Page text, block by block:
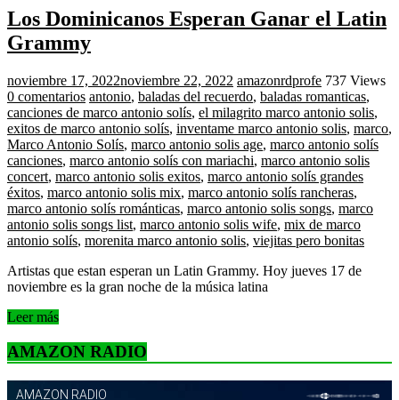
Los Dominicanos Esperan Ganar el Latin
Grammy
noviembre 17, 2022noviembre 22, 2022 amazonrdprofe 737 Views
0 comentarios antonio, baladas del recuerdo, baladas romanticas,
canciones de marco antonio solís, el milagrito marco antonio solis,
exitos de marco antonio solís, inventame marco antonio solis, marco,
Marco Antonio Solís, marco antonio solis age, marco antonio solís
canciones, marco antonio solís con mariachi, marco antonio solis
concert, marco antonio solis exitos, marco antonio solís grandes
éxitos, marco antonio solis mix, marco antonio solís rancheras,
marco antonio solís románticas, marco antonio solis songs, marco
antonio solis songs list, marco antonio solis wife, mix de marco
antonio solís, morenita marco antonio solis, viejitas pero bonitas
Artistas que estan esperan un Latin Grammy. Hoy jueves 17 de
noviembre es la gran noche de la música latina
Leer más
AMAZON RADIO